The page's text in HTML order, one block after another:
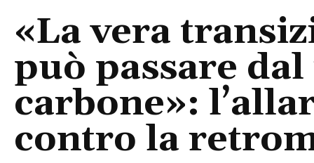
«La vera
può passare
carbone»:
contro la